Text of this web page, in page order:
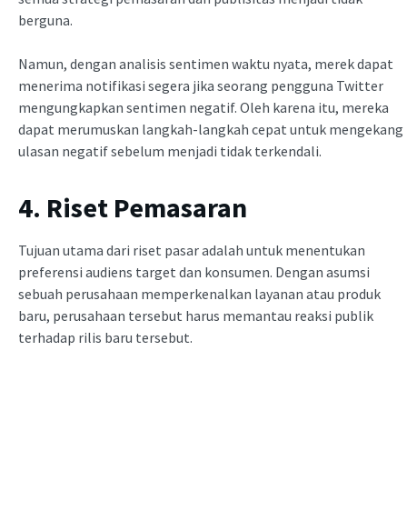
berguna.
Namun, dengan analisis sentimen waktu nyata, merek dapat
menerima notifikasi segera jika seorang pengguna Twitter
mengungkapkan sentimen negatif. Oleh karena itu, mereka
dapat merumuskan langkah-langkah cepat untuk mengekang
ulasan negatif sebelum menjadi tidak terkendali.
4. Riset Pemasaran
Tujuan utama dari riset pasar adalah untuk menentukan
preferensi audiens target dan konsumen. Dengan asumsi
sebuah perusahaan memperkenalkan layanan atau produk
baru, perusahaan tersebut harus memantau reaksi publik
terhadap rilis baru tersebut.